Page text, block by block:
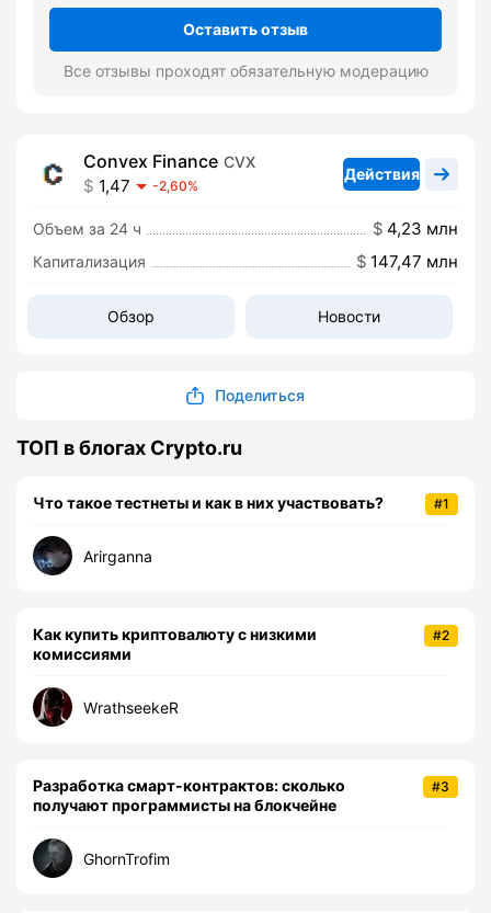
Оставить отзыв
Все отзывы проходят обязательную модерацию
Convex Finance CVX
1,47 -2,60%
Объем за 24 ч 4,23 млн
Капитализация 147,47 млн
Действия
Обзор Новости
Поделиться
ТОП в блогах Crypto.ru
#1
Что такое тестнеты и как в них участвовать?
Arirganna
#2
Как купить криптовалюту с низкими
комиссиями
WrathseekeR
#3
Разработка смарт-контрактов: сколько
получают программисты на блокчейне
GhornTrofim